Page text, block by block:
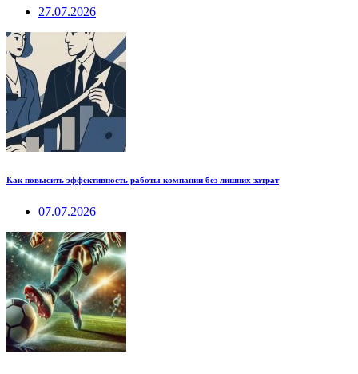
27.07.2026
Как повысить эффективность работы компании без лишних затрат
07.07.2026